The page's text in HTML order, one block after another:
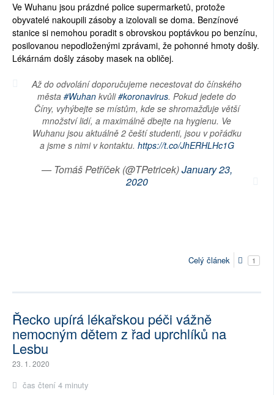
Ve Wuhanu jsou prázdné police supermarketů, protože
obyvatelé nakoupili zásoby a izolovali se doma. Benzínové
stanice si nemohou poradit s obrovskou poptávkou po benzínu,
posilovanou nepodloženými zprávami, že pohonné hmoty došly.
Lékárnám došly zásoby masek na obličej.
Až do odvolání doporučujeme necestovat do čínského
města #Wuhan kvůli#koronavirus. Pokud jedete do
Číny, vyhýbejte se místům, kde se shromažďuje větší
množství lidí, a maximálně dbejte na hygienu. Ve
Wuhanu jsou aktuálně 2 čeští studenti, jsou v pořádku
a jsme s nimi v kontaktu. https://t.co/JhERHLHc1G
— Tomáš Petříček (@TPetricek)January 23,
2020
Celý článek 1
Řecko upírá lékařskou péči vážně
nemocným dětem z řad uprchlíků na
Lesbu
23. 1. 2020
čas čtení 4 minuty